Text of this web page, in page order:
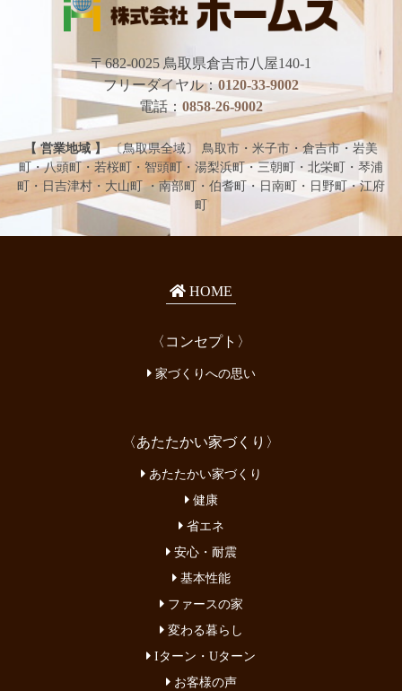
〒682-0025 鳥取県倉吉市八屋140-1
フリーダイヤル： 0120-33-9002
電話： 0858-26-9002
【 営業地域 】〔鳥取県全域〕 鳥取市・米子市・倉吉市・岩美
町・八頭町・若桜町・智頭町・湯梨浜町・三朝町・北栄町・琴浦
町・日吉津村・大山町 ・南部町・伯耆町・日南町・日野町・江府
町
HOME
〈コンセプト〉
家づくりへの思い
〈あたたかい家づくり〉
あたたかい家づくり
健康
省エネ
安心・耐震
基本性能
ファースの家
変わる暮らし
Iターン・Uターン
お客様の声